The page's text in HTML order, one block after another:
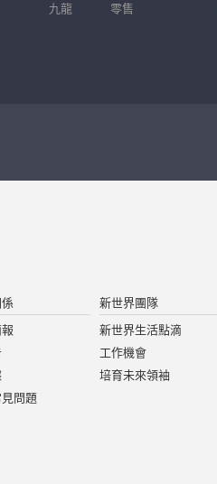
九龍 零售
問題
新世界團隊
新世界生活點滴
工作機會
培育未來領袖